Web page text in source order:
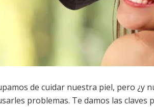
de cuidar nuestra piel, pero ¿y
problemas. Te damos las claves